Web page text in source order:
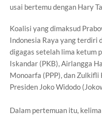
usai bertemu dengan Hary
Koalisi yang dimaksud
Indonesia Raya yang terdiri
digagas setelah lima ketum
Iskandar (PKB), Airlangga
Monoarfa (PPP), dan Zulkifli
Presiden Joko Widodo
Dalam pertemuan itu,